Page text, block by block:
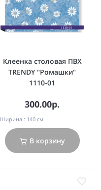
Клеенка столовая ПВХ
TRENDY "Ромашки"
1110-01
300.00р.
Ширина : 140 см
В корзину